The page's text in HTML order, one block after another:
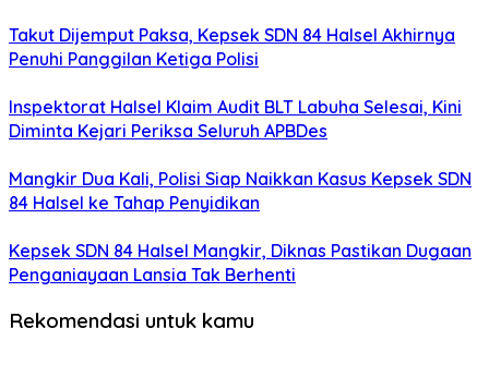
Takut Dijemput Paksa, Kepsek SDN 84 Halsel Akhirnya
Penuhi Panggilan Ketiga Polisi
Inspektorat Halsel Klaim Audit BLT Labuha Selesai, Kini
Diminta Kejari Periksa Seluruh APBDes
Mangkir Dua Kali, Polisi Siap Naikkan Kasus Kepsek SDN
84 Halsel ke Tahap Penyidikan
Kepsek SDN 84 Halsel Mangkir, Diknas Pastikan Dugaan
Penganiayaan Lansia Tak Berhenti
Rekomendasi untuk kamu